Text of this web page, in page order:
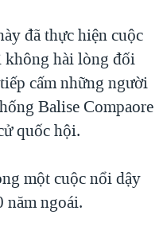
TỪ NÔNG THÔN MỸ
đã thực hiện cuộc
không hài lòng đối
cấm những người
Balise Compaore
quốc hội.
một cuộc nổi dậy
năm ngoái.